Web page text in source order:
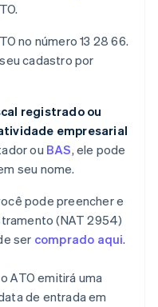
no número 13 28 66.
cadastro por
registrado ou
empresarial
ou BAS, ele pode
seu nome.
pode preencher e
(NAT 2954)
ser comprado aqui.
ATO emitirá uma
de entrada em